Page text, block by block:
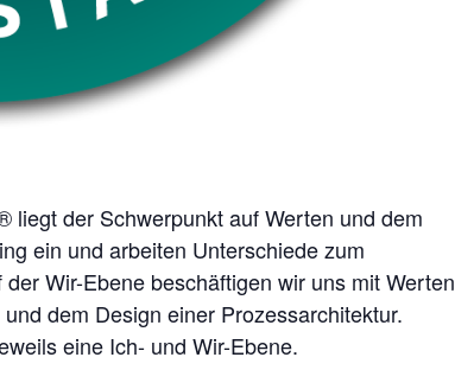
liegt der Schwerpunkt auf Werten und dem
ein und arbeiten Unterschiede zum
Wir-Ebene beschäftigen wir uns mit Werten
dem Design einer Prozessarchitektur.
eine Ich- und Wir-Ebene.